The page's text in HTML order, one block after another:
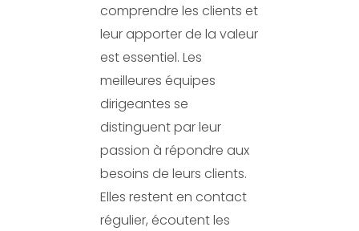
comprendre les clients et
leur apporter de la valeur
est essentiel. Les
meilleures équipes
dirigeantes se
distinguent par leur
passion à répondre aux
besoins de leurs clients.
Elles restent en contact
régulier, écoutent les